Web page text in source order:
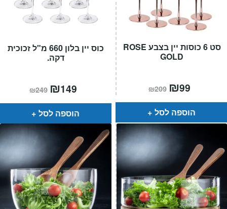
כוס יין בלון 660 מ"ל זכוכית
דקה.
₪249 המחיר
המקורי
היה:
₪249.
₪149
הוא:
הוספה לסל
סט 6 כוסות יין בצבע ROSE
GOLD
₪209 המחיר
המקורי
היה:
₪209.
₪99
הוא:
הוספה לסל